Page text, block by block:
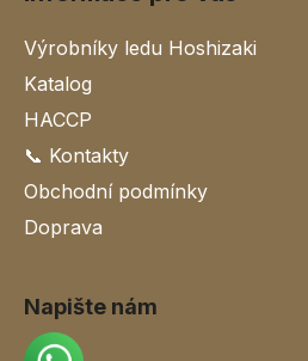
Výrobníky ledu Hoshizaki
Katalog
HACCP
📞 Kontakty
Obchodní podmínky
Doprava
Napište nám